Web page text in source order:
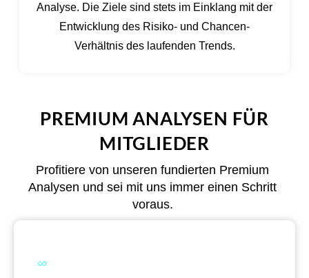
Analyse. Die Ziele sind stets im Einklang mit der
Entwicklung des Risiko- und Chancen-
Verhältnis des laufenden Trends.
PREMIUM ANALYSEN FÜR
MITGLIEDER
Profitiere von unseren fundierten Premium
Analysen und sei mit uns immer einen Schritt
voraus.